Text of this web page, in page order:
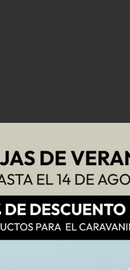
de libertad, pero también
Contar con los
un viaje cómodo y uno
la pena en 2026 , con
de tu planificación para
de forma sencilla y rápida,
sirve